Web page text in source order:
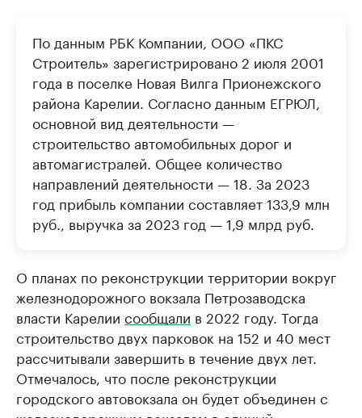
По данным РБК Компании, ООО «ПКС
Строитель» зарегистрировано 2 июля 2001
года в поселке Новая Вилга Прионежского
района Карелии. Согласно данным ЕГРЮЛ,
основной вид деятельности —
строительство автомобильных дорог и
автомагистралей. Общее количество
направлений деятельности — 18. За 2023
год прибыль компании составляет 133,9 млн
руб., выручка за 2023 год — 1,9 млрд руб.
О планах по реконструкции территории вокруг
железнодорожного вокзала Петрозаводска
власти Карелии сообщали в 2022 году. Тогда
строительство двух парковок на 152 и 40 мест
рассчитывали завершить в течение двух лет.
Отмечалось, что после реконструкции
городского автовокзала он будет объединен с